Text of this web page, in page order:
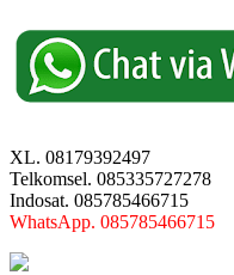
XL. 08179392497
Telkomsel. 085335727278
Indosat. 085785466715
WhatsApp. 085785466715